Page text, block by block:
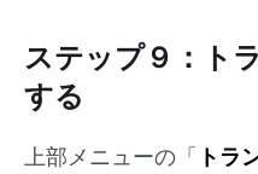
ステップ９：ト
する
上部メニューの「 トラ